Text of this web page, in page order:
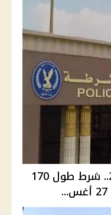
التقديم لكلية الشرطة 2026.. شرط طول 170